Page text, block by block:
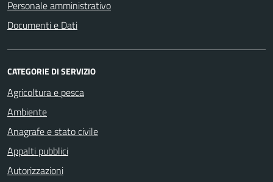
Personale amministrativo
Documenti e Dati
CATEGORIE DI SERVIZIO
Agricoltura e pesca
Ambiente
Anagrafe e stato civile
Appalti pubblici
Autorizzazioni